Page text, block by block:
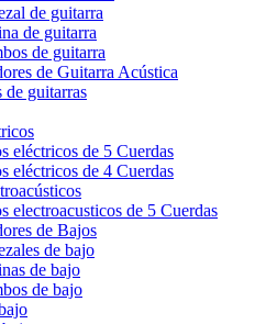
de guitarra
de guitarra
de guitarra
de Guitarra Acústica
de guitarras
eléctricos de 5 Cuerdas
eléctricos de 4 Cuerdas
electroacusticos de 5 Cuerdas
de Bajos
de bajo
de bajo
de bajo